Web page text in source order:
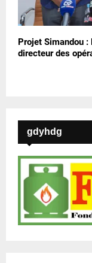
Projet Simandou
directeur des
gdyhdg